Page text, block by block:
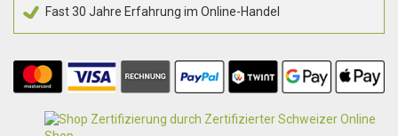
Fast 30 Jahre Erfahrung im Online-Handel